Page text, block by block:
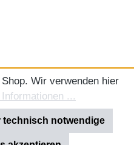
Wir verwenden hier
...
technisch notwendige